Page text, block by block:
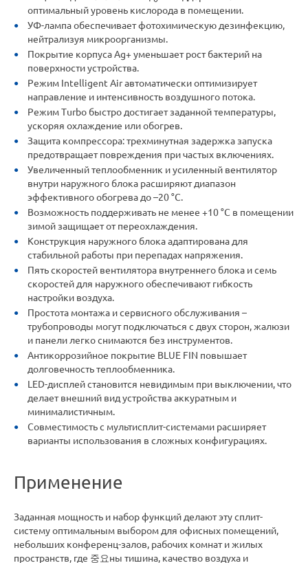
оптимальный уровень кислорода в помещении.
УФ-лампа обеспечивает фотохимическую дезинфекцию,
нейтрализуя микроорганизмы.
Покрытие корпуса Ag+ уменьшает рост бактерий на
поверхности устройства.
Режим Intelligent Air автоматически оптимизирует
направление и интенсивность воздушного потока.
Режим Turbo быстро достигает заданной температуры,
ускоряя охлаждение или обогрев.
Защита компрессора: трехминутная задержка запуска
предотвращает повреждения при частых включениях.
Увеличенный теплообменник и усиленный вентилятор
внутри наружного блока расширяют диапазон
эффективного обогрева до –20 °C.
Возможность поддерживать не менее +10 °C в помещении
зимой защищает от переохлаждения.
Конструкция наружного блока адаптирована для
стабильной работы при перепадах напряжения.
Пять скоростей вентилятора внутреннего блока и семь
скоростей для наружного обеспечивают гибкость
настройки воздуха.
Простота монтажа и сервисного обслуживания –
трубопроводы могут подключаться с двух сторон, жалюзи
и панели легко снимаются без инструментов.
Антикоррозийное покрытие BLUE FIN повышает
долговечность теплообменника.
LED-дисплей становится невидимым при выключении, что
делает внешний вид устройства аккуратным и
минималистичным.
Совместимость с мультисплит-системами расширяет
варианты использования в сложных конфигурациях.
Применение
Заданная мощность и набор функций делают эту сплит-
систему оптимальным выбором для офисных помещений,
небольших конференц-залов, рабочих комнат и жилых
пространств, где 중요ны тишина, качество воздуха и